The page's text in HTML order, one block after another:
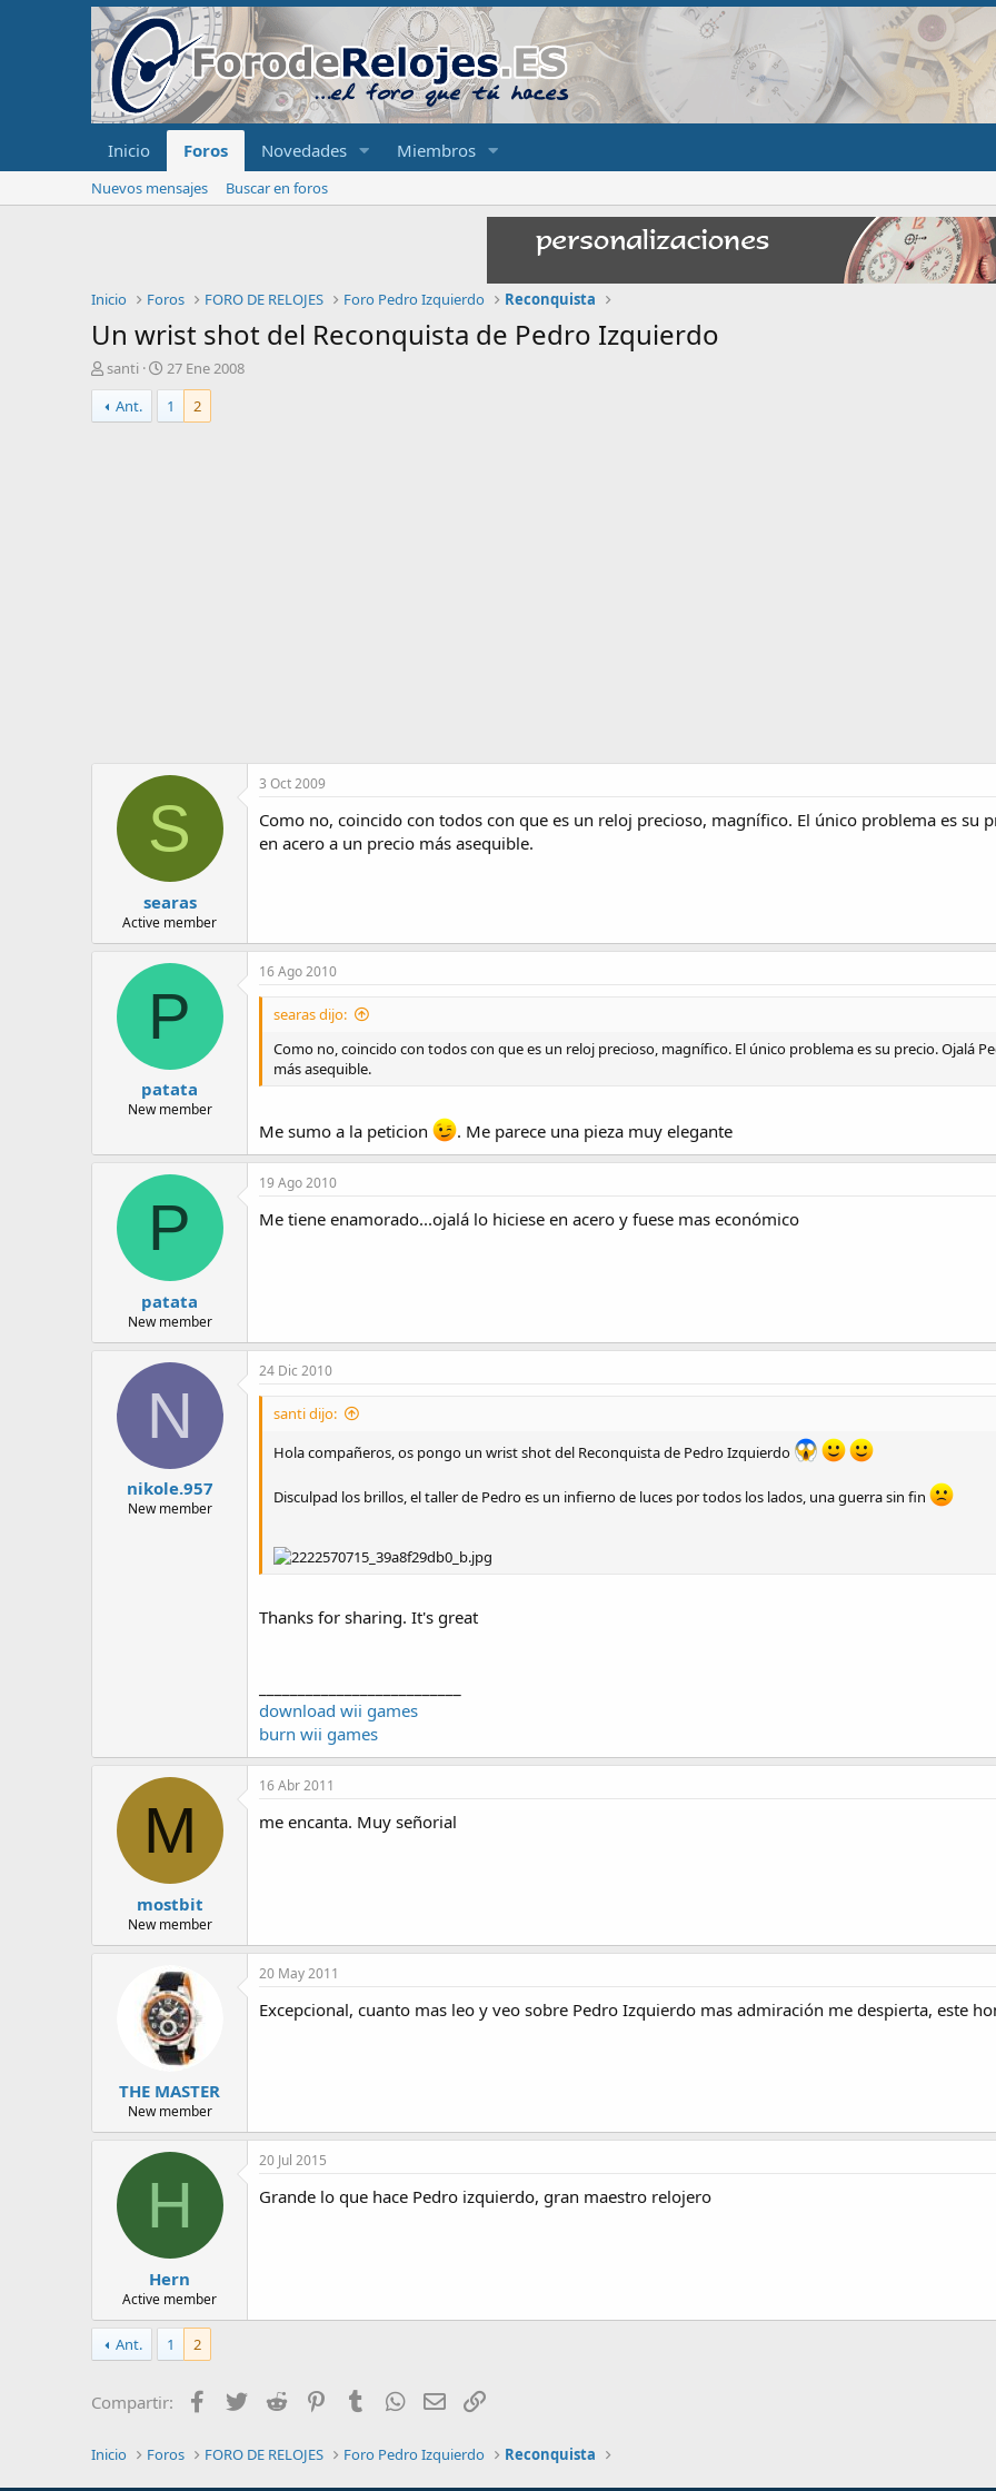
Inicio Foros Novedades Miembros
Nuevos mensajes Buscar en foros
Inicio Foros FORO DE RELOJES Foro Pedro Izquierdo Reconquista
Un wrist shot del Reconquista de Pedro Izquierdo
I
n
i
c
santi
F
e
c
h
27 Ene 2008
Ant.
1 2
S
searas
Active member
3 Oct 2009
Como no, coincido con todos con que es un reloj precioso, magnífico. El único problema es su
en acero a un precio más asequible.
P
patata
New member
16 Ago 2010
searas dijo:
Como no, coincido con todos con que es un reloj precioso, magnífico. El único problema es su precio. Ojalá
más asequible.
Me sumo a la peticion . Me parece una pieza muy elegante
P
patata
New member
19 Ago 2010
Me tiene enamorado...ojalá lo hiciese en acero y fuese mas económico
N
nikole.957
New member
24 Dic 2010
santi dijo:
Hola compañeros, os pongo un wrist shot del Reconquista de Pedro Izquierdo
Disculpad los brillos, el taller de Pedro es un infierno de luces por todos los lados, una guerra sin fin
Thanks for sharing. It's great
download wii games
burn wii games
M
mostbit
New member
16 Abr 2011
me encanta. Muy señorial
THE MASTER
New member
20 May 2011
Excepcional, cuanto mas leo y veo sobre Pedro Izquierdo mas admiración me despierta, este
H
Hern
Active member
20 Jul 2015
Grande lo que hace Pedro izquierdo, gran maestro relojero
Ant. 1 2
Compartir: Facebook
Twitter Reddit PinterestTumblrWhatsApp
Email
Inicio Foros FORO DE RELOJES Foro Pedro Izquierdo Reconquista